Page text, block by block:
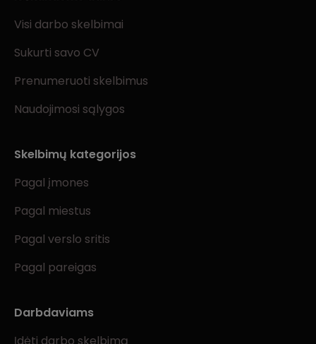
Visi darbo skelbimai
Sukurti savo CV
Prenumeruoti skelbimus
Naudojimosi sąlygos
Skelbimų kategorijos
Pagal įmones
Pagal miestus
Pagal verslo sritis
Pagal pareigas
Darbdaviams